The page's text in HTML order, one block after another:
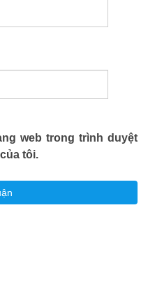
web trong trình duyệt
tôi.